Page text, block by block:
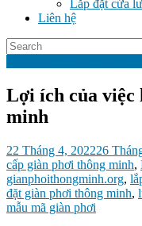
Lắp đặt cửa
Liên hệ
Lợi ích của việc
minh
22 Tháng 4, 202226
cấp giàn phơi thông minh,
gianphoithongminh.org,
đặt giàn phơi thông minh,
mẫu mã giàn phơi